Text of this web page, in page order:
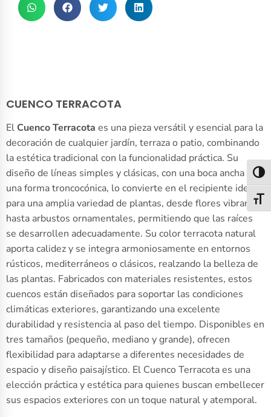
CUENCO TERRACOTA
El Cuenco Terracota es una pieza versátil y esencial para la
decoración de cualquier jardín, terraza o patio, combinando
la estética tradicional con la funcionalidad práctica. Su
diseño de líneas simples y clásicas, con una boca ancha y
una forma troncocónica, lo convierte en el recipiente ideal
para una amplia variedad de plantas, desde flores vibrantes
hasta arbustos ornamentales, permitiendo que las raíces
se desarrollen adecuadamente. Su color terracota natural
aporta calidez y se integra armoniosamente en entornos
rústicos, mediterráneos o clásicos, realzando la belleza de
las plantas. Fabricados con materiales resistentes, estos
cuencos están diseñados para soportar las condiciones
climáticas exteriores, garantizando una excelente
durabilidad y resistencia al paso del tiempo. Disponibles en
tres tamaños (pequeño, mediano y grande), ofrecen
flexibilidad para adaptarse a diferentes necesidades de
espacio y diseño paisajístico. El Cuenco Terracota es una
elección práctica y estética para quienes buscan embellecer
sus espacios exteriores con un toque natural y atemporal.